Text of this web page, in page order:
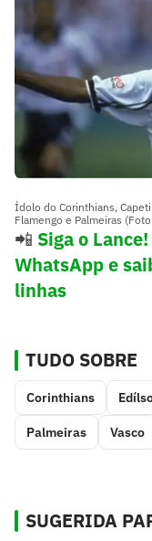
Ídolo do Corinthians,
Flamengo e Palmeiras
📲 Siga o
WhatsApp e
linhas
TUDO SOBRE
Corinthians
Palmeiras Vasco
SUGERIDA